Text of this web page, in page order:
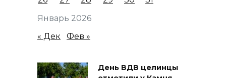
Январь 2026
« Дек Фев »
День ВДВ целинцы